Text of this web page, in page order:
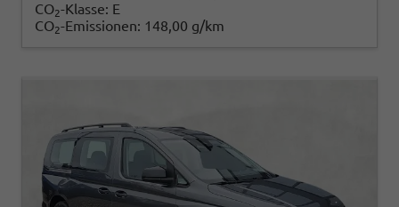
CO2-Klasse: E
CO2-Emissionen: 148,00 g/km